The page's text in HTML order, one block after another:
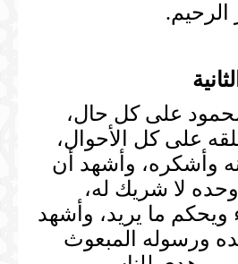
الرحيم.
على كل حال،
على كل الأحوال،
وأشكره، وأشهد أن
وحده لا شريك له،
ويحكم ما يريد، وأشهد
ورسوله المبعوث